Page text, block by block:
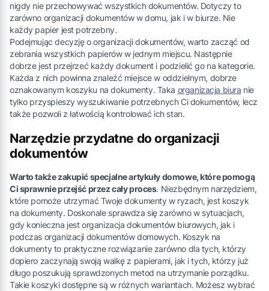
nigdy nie przechowywać wszystkich dokumentów. Dotyczy to
zarówno organizacji dokumentów w domu, jak i w biurze. Nie
każdy papier jest potrzebny.
Podejmując decyzję o organizacji dokumentów, warto zacząć od
zebrania wszystkich papierów w jednym miejscu. Następnie
dobrze jest przejrzeć każdy dokument i podzielić go na kategorie.
Każda z nich powinna znaleźć miejsce w oddzielnym, dobrze
oznakowanym koszyku na dokumenty. Taka organizacja biura nie
tylko przyspieszy wyszukiwanie potrzebnych Ci dokumentów, lecz
także pozwoli z łatwością kontrolować ich stan.
Narzędzie przydatne do organizacji
dokumentów
Warto także zakupić specjalne artykuły domowe, które pomogą
Ci sprawnie przejść przez cały proces. Niezbędnym narzędziem,
które pomoże utrzymać Twoje dokumenty w ryzach, jest koszyk
na dokumenty. Doskonale sprawdza się zarówno w sytuacjach,
gdy konieczna jest organizacja dokumentów biurowych, jak i
podczas organizacji dokumentów domowych. Koszyk na
dokumenty to praktyczne rozwiązanie zarówno dla tych, którzy
dopiero zaczynają swoją walkę z papierami, jak i tych, którzy już
długo poszukują sprawdzonych metod na utrzymanie porządku.
Takie koszyki dostępne są w różnych wariantach. Możesz wybrać